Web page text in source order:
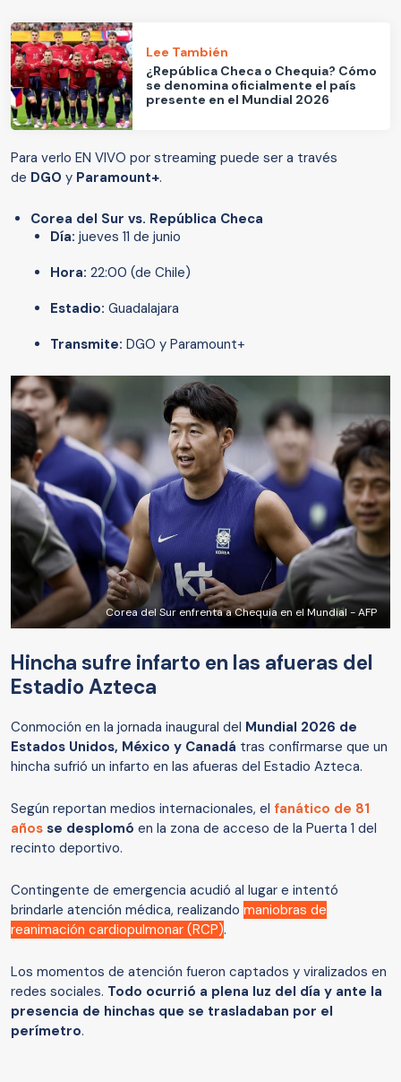
Lee También
¿República Checa o Chequia? Cómo
se denomina oficialmente el país
presente en el Mundial 2026
Para verlo EN VIVO por streaming puede ser a través
de DGO y Paramount+.
Corea del Sur vs. República Checa
Día: jueves 11 de junio
Hora: 22:00 (de Chile)
Estadio: Guadalajara
Transmite: DGO y Paramount+
Corea del Sur enfrenta a Chequia en el Mundial - AFP
Hincha sufre infarto en las afueras del
Estadio Azteca
Conmoción en la jornada inaugural del Mundial 2026 de
Estados Unidos, México y Canadá tras confirmarse que un
hincha sufrió un infarto en las afueras del Estadio Azteca.
Según reportan medios internacionales, el fanático de 81
años se desplomó en la zona de acceso de la Puerta 1 del
recinto deportivo.
Contingente de emergencia acudió al lugar e intentó
brindarle atención médica, realizando maniobras de
reanimación cardiopulmonar (RCP).
Los momentos de atención fueron captados y viralizados en
redes sociales. Todo ocurrió a plena luz del día y ante la
presencia de hinchas que se trasladaban por el
perímetro.